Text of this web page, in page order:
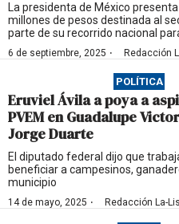
La presidenta de México
millones de pesos destinada al
parte de su recorrido nacional
6 de septiembre, 2025 · Redacción
POLÍTICA
Eruviel Ávila a poya a
PVEM en Guadalupe
Jorge Duarte
El diputado federal dijo que
beneficiar a campesinos,
municipio
14 de mayo, 2025 · Redacción La-